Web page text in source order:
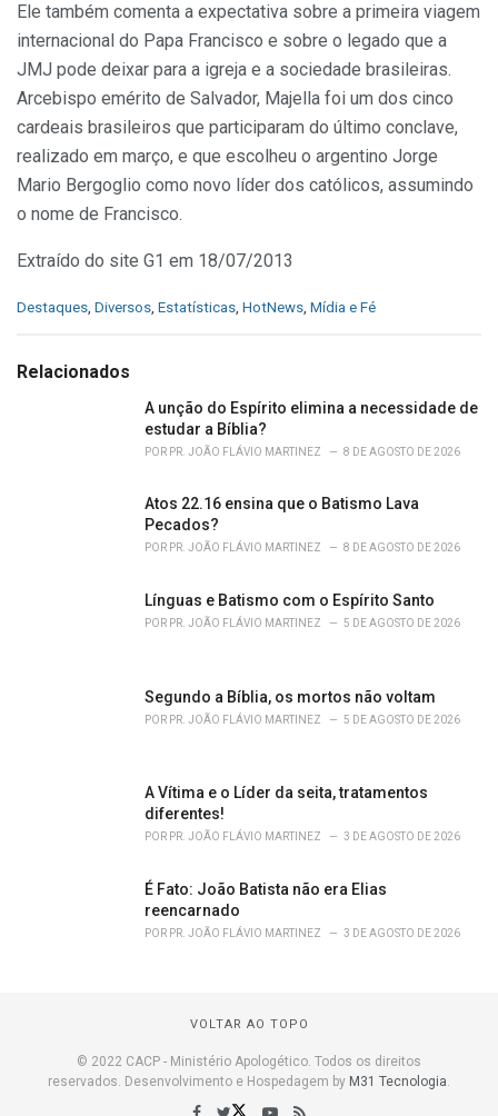
Ele também comenta a expectativa sobre a primeira viagem
internacional do Papa Francisco e sobre o legado que a
JMJ pode deixar para a igreja e a sociedade brasileiras.
Arcebispo emérito de Salvador, Majella foi um dos cinco
cardeais brasileiros que participaram do último conclave,
realizado em março, e que escolheu o argentino Jorge
Mario Bergoglio como novo líder dos católicos, assumindo
o nome de Francisco.
Extraído do site G1 em 18/07/2013
C
e
Destaques, Diversos, Estatísticas, HotNews, Mídia e Fé
Relacionados
A unção do Espírito elimina a necessidade de
estudar a Bíblia?
POR PR. JOÃO FLÁVIO MARTINEZ 8 DE AGOSTO DE 2026
Atos 22.16 ensina que o Batismo Lava
Pecados?
POR PR. JOÃO FLÁVIO MARTINEZ 8 DE AGOSTO DE 2026
Línguas e Batismo com o Espírito Santo
POR PR. JOÃO FLÁVIO MARTINEZ 5 DE AGOSTO DE 2026
Segundo a Bíblia, os mortos não voltam
POR PR. JOÃO FLÁVIO MARTINEZ 5 DE AGOSTO DE 2026
A Vítima e o Líder da seita, tratamentos
diferentes!
POR PR. JOÃO FLÁVIO MARTINEZ 3 DE AGOSTO DE 2026
É Fato: João Batista não era Elias
reencarnado
POR PR. JOÃO FLÁVIO MARTINEZ 3 DE AGOSTO DE 2026
VOLTAR AO TOPO
© 2022 CACP - Ministério Apologético. Todos os direitos
reservados. Desenvolvimento e Hospedagem by M31 Tecnologia